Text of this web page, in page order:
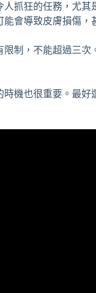
人抓狂的任務，尤
能會導致皮膚損傷，
限制，不能超過三
時機也很重要。最